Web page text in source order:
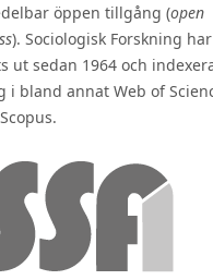
öppen tillgång (open
). Sociologisk Forskning har
ut sedan 1964 och
i bland annat Web of